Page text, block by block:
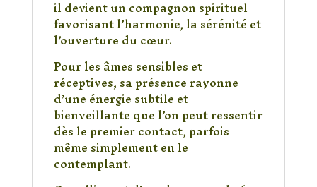
il devient un compagnon spirituel
favorisant l’harmonie, la sérénité et
l’ouverture du cœur.
Pour les âmes sensibles et
réceptives, sa présence rayonne
d’une énergie subtile et
bienveillante que l’on peut ressentir
dès le premier contact, parfois
même simplement en le
contemplant.